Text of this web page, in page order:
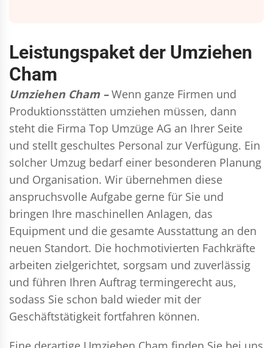
Leistungspaket der Umziehen
Cham
Umziehen Cham – Wenn ganze Firmen und
Produktionsstätten umziehen müssen, dann
steht die Firma Top Umzüge AG an Ihrer Seite
und stellt geschultes Personal zur Verfügung. Ein
solcher Umzug bedarf einer besonderen Planung
und Organisation. Wir übernehmen diese
anspruchsvolle Aufgabe gerne für Sie und
bringen Ihre maschinellen Anlagen, das
Equipment und die gesamte Ausstattung an den
neuen Standort. Die hochmotivierten Fachkräfte
arbeiten zielgerichtet, sorgsam und zuverlässig
und führen Ihren Auftrag termingerecht aus,
sodass Sie schon bald wieder mit der
Geschäftstätigkeit fortfahren können.